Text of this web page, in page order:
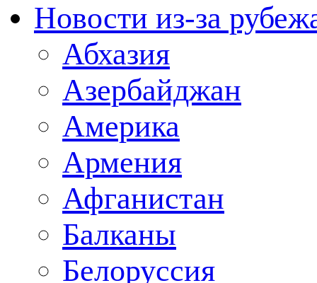
Новости из-за
Абхазия
Азербайджан
Америка
Армения
Афганистан
Балканы
Белоруссия